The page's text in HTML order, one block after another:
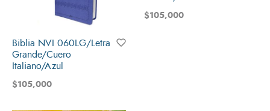
Biblia NVI 060LG/Letra
Grande/Cuero
Italiano/Azul
$105,000
$105,000